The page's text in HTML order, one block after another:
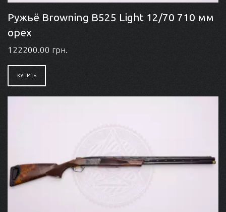
Ружьё Browning B525 Light 12/70 710 мм
орех
122200.00 грн.
КУПИТЬ